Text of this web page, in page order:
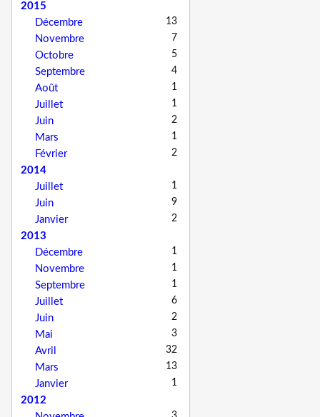
2015
Décembre
13
Novembre 7
Octobre 5
Septembre 4
Août 1
Juillet 1
Juin 2
Mars 1
Février 2
2014
Juillet
1
Juin 9
Janvier 2
2013
Décembre
1
Novembre 1
Septembre 1
Juillet 6
Juin 2
Mai 3
Avril 32
Mars 13
Janvier 1
2012